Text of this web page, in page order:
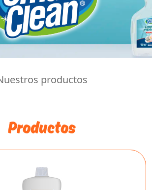
productos
Productos